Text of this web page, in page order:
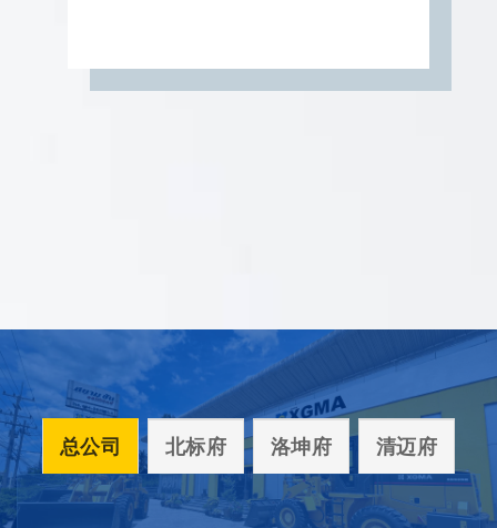
总公司 北标府 洛坤府 清迈府